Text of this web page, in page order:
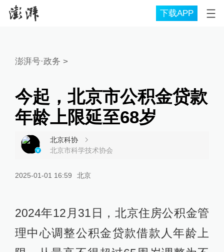
下载APP
澎湃号·政务 >
今起，北京市公积金贷款
年龄上限延至68岁
北京科协
北京市科学技术协会
2025-01-01 16:59 北京
2024年12月31日，北京住房公积金管
理中心调整公积金贷款借款人年龄上